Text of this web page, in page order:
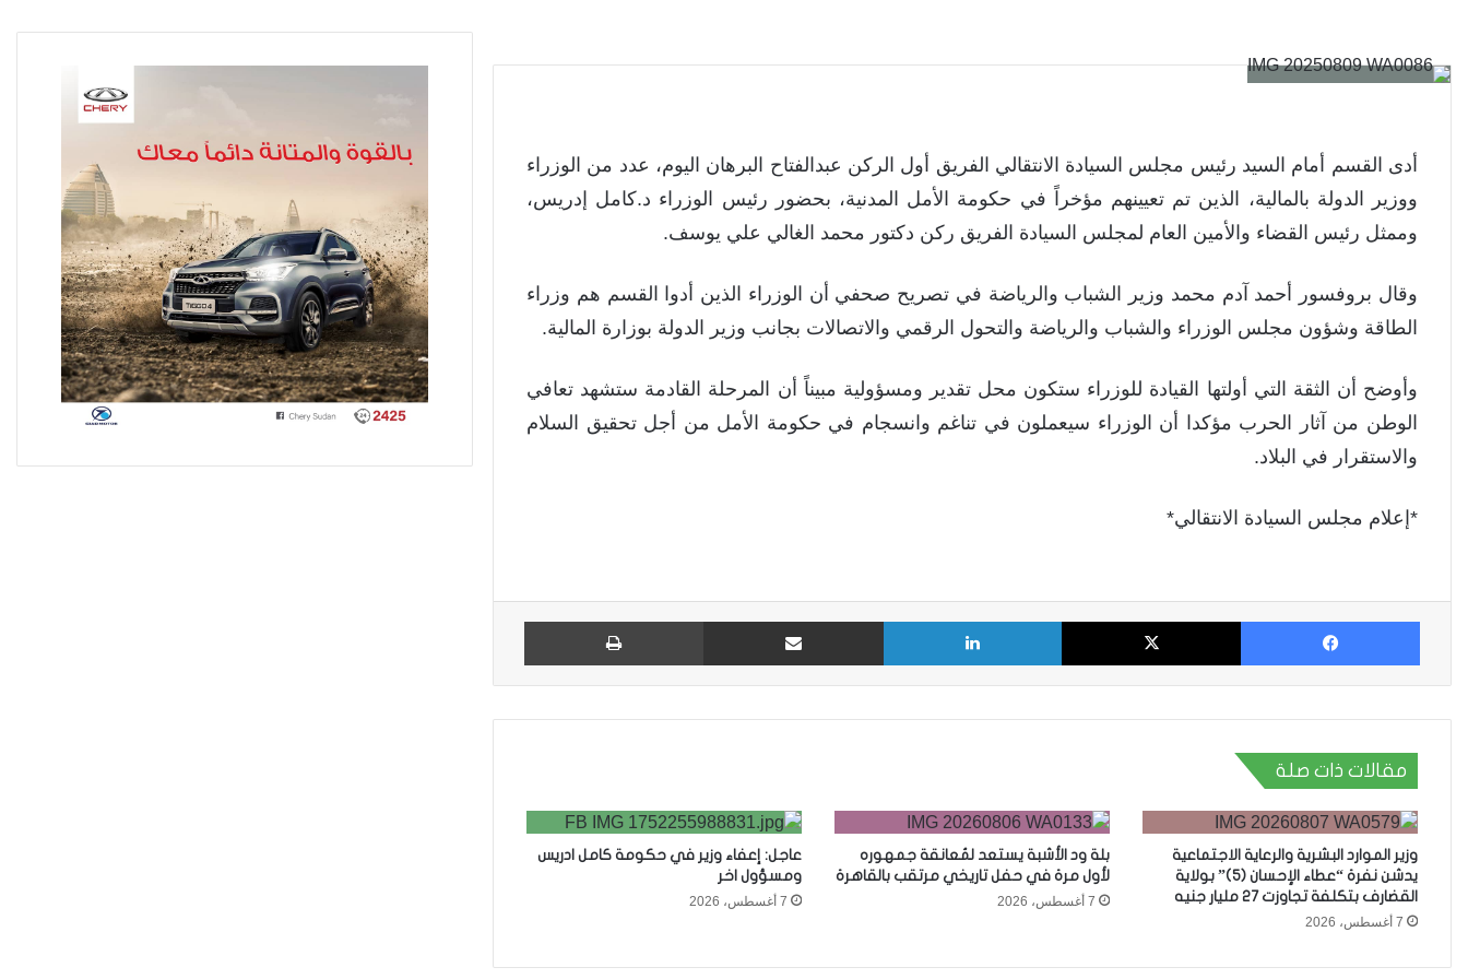
أدى القسم أمام السيد رئيس مجلس السيادة الانتقالي الفريق أول الركن عبدالفتاح البرهان اليوم، عدد من الوزراء
ووزير الدولة بالمالية، الذين تم تعيينهم مؤخراً في حكومة الأمل المدنية، بحضور رئيس الوزراء د.كامل إدريس،
وممثل رئيس القضاء والأمين العام لمجلس السيادة الفريق ركن دكتور محمد الغالي علي يوسف.
وقال بروفسور أحمد آدم محمد وزير الشباب والرياضة في تصريح صحفي أن الوزراء الذين أدوا القسم هم وزراء
الطاقة وشؤون مجلس الوزراء والشباب والرياضة والتحول الرقمي والاتصالات بجانب وزير الدولة بوزارة المالية.
وأوضح أن الثقة التي أولتها القيادة للوزراء ستكون محل تقدير ومسؤولية مبيناً أن المرحلة القادمة ستشهد تعافي
الوطن من آثار الحرب مؤكدا أن الوزراء سيعملون في تناغم وانسجام في حكومة الأمل من أجل تحقيق السلام
والاستقرار في البلاد.
*إعلام مجلس السيادة الانتقالي*
فيسبوك X لينكدإن مشاركة عبر البريد طباعة
مقالات ذات صلة
وزير الموارد البشرية والرعاية الاجتماعية
يدشن نفرة “عطاء الإحسان (5)” بولاية
القضارف بتكلفة تجاوزت 27 مليار جنيه
7 أغسطس، 2026
بلة ود الأشبة يستعد لمُعانقة جمهوره
لأول مرة في حفل تاريخي مرتقب بالقاهرة
7 أغسطس، 2026
عاجل: إعفاء وزير في حكومة كامل ادريس
ومسؤول اخر
7 أغسطس، 2026